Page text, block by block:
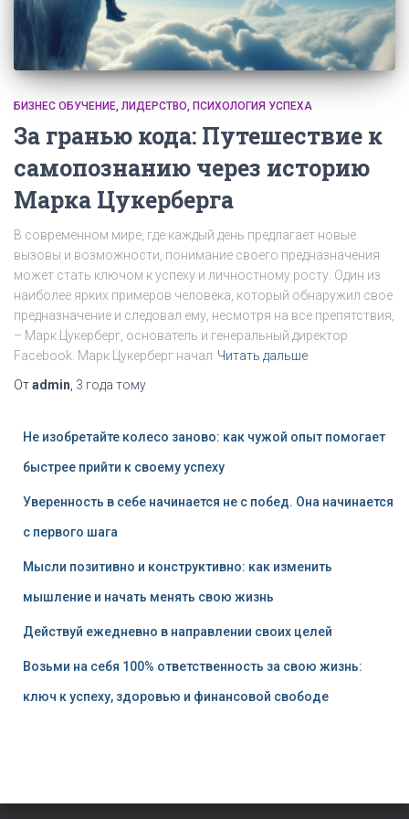
БИЗНЕС ОБУЧЕНИЕ ЛИДЕРСТВО ПСИХОЛОГИЯ УСПЕХА
За гранью кода: Путешествие к
самопознанию через историю
Марка Цукерберга
В современном мире, где каждый день предлагает новые
вызовы и возможности, понимание своего предназначения
может стать ключом к успеху и личностному росту. Один из
наиболее ярких примеров человека, который обнаружил свое
предназначение и следовал ему, несмотря на все препятствия,
– Марк Цукерберг, основатель и генеральный директор
Facebook. Марк Цукерберг начал Читать дальше
Отadmin 3 года тому
Не изобретайте колесо заново: как чужой опыт помогает
быстрее прийти к своему успеху
Уверенность в себе начинается не с побед. Она начинается
с первого шага
Мысли позитивно и конструктивно: как изменить
мышление и начать менять свою жизнь
Действуй ежедневно в направлении своих целей
Возьми на себя 100% ответственность за свою жизнь:
ключ к успеху, здоровью и финансовой свободе